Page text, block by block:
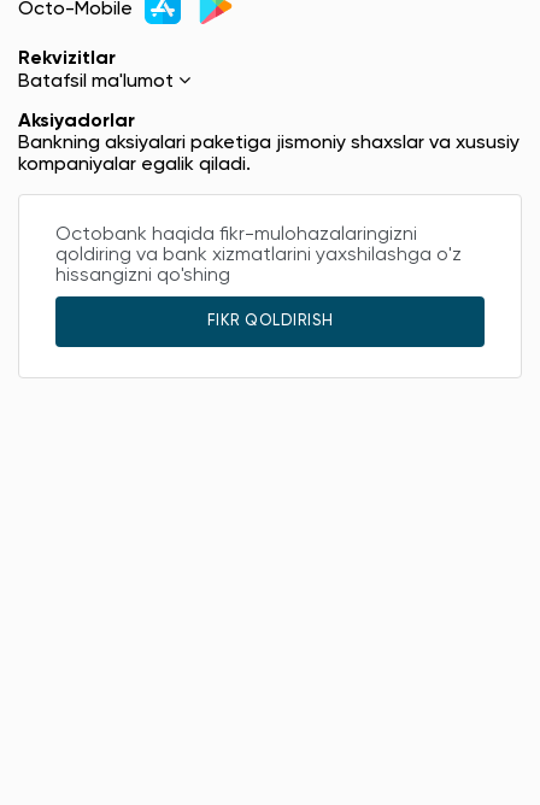
Octo-Mobile
Rekvizitlar
Batafsil ma'lumot
Aksiyadorlar
Bankning aksiyalari paketiga jismoniy shaxslar va xususiy
kompaniyalar egalik qiladi.
Octobank haqida fikr-mulohazalaringizni
qoldiring va bank xizmatlarini yaxshilashga o'z
hissangizni qo'shing
FIKR QOLDIRISH